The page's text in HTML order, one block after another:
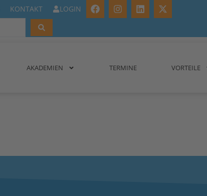
KONTAKT LOGIN
AKADEMIEN TERMINE VORTEILE